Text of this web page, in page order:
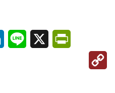
LinkedInLine X